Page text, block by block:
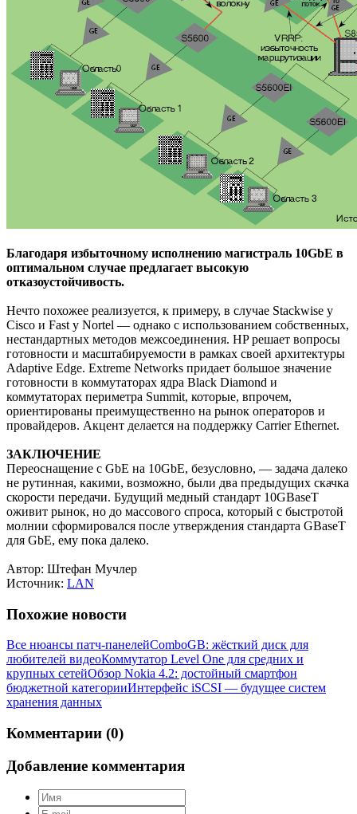
Благодаря избыточному исполнению магистраль 10GbE в
оптимальном случае предлагает высокую
отказоустойчивость.
Нечто похожее реализуется, к примеру, в случае Stackwise у
Cisco и Fast у Nortel — однако с использованием собственных,
нестандартных методов межсоединения. HP решает вопросы
готовности и масштабируемости в рамках своей архитектуры
Adaptive Edge. Extreme Networks придает большое значение
готовности в коммутаторах ядра Black Diamond и
коммутаторах периметра Summit, которые, впрочем,
ориентированы преимущественно на рынок операторов и
провайдеров. Акцент делается на поддержку Carrier Ethernet.
ЗАКЛЮЧЕНИЕ
Переоснащение с GbE на 10GbE, безусловно, — задача далеко
не рутинная, какими, возможно, были два предыдущих скачка
скорости передачи. Будущий медный стандарт 10GBaseT
оживит рынок, но до массового спроса, который с быстротой
молнии сформировался после утверждения стандарта GBaseT
для GbE, ему пока далеко.
Автор: Штефан Мучлер
Иcточник: LAN
Похожие новости
Все нюансы патч-панелейComboGB: жёсткий диск для
любителей видеоКоммутатор Level One для средних и
крупных сетейОбзор Nokia 4.2: достойный смартфон
бюджетной категорииИнтерфейс iSCSI — будущее систем
хранения данных
Комментарии (0)
Добавление комментария